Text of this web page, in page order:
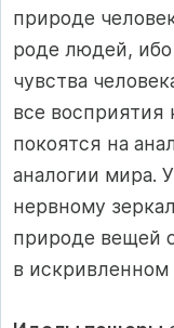
природе
роде людей,
чувства
все восприятия
покоятся на
аналогии мира.
нервному
природе вещей
в